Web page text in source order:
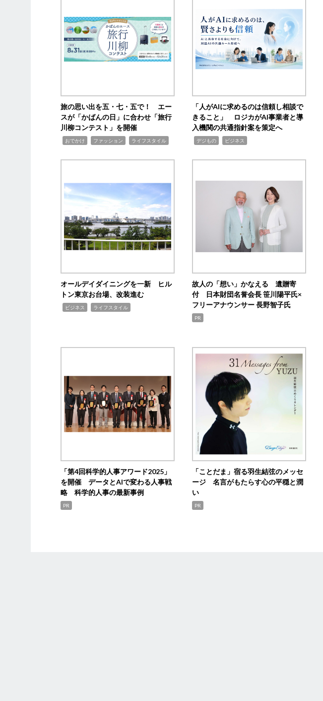
旅の思い出を五・七・五で！ エー
スが「かばんの日」に合わせ「旅行
川柳コンテスト」を開催
おでかけ ファッション ライフスタイル
「人がAIに求めるのは信頼し相談で
きること」 ロジカがAI事業者と導
入機関の共通指針案を策定へ
デジもの ビジネス
オールデイダイニングを一新 ヒル
トン東京お台場、改装進む
ビジネス ライフスタイル
故人の「想い」かなえる 遺贈寄
付 日本財団名誉会長 笹川陽平氏×
フリーアナウンサー 長野智子氏
PR
「第4回科学的人事アワード2025」
を開催 データとAIで変わる人事戦
略 科学的人事の最新事例
PR
「ことだま」宿る羽生結弦のメッセ
ージ 名言がもたらす心の平穏と潤
い
PR